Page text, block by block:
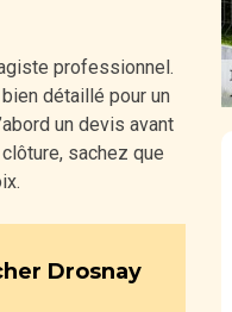
professionnel.
détaillé pour un
un devis avant
sachez que
Drosnay